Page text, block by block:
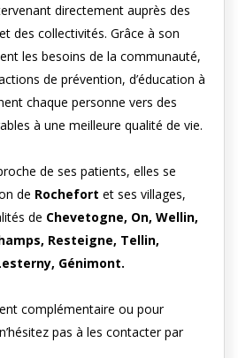
directement auprès des
des collectivités. Grâce à son
les besoins de la communauté,
de prévention, d’éducation à
chaque personne vers des
à une meilleure qualité de vie.
de ses patients, elles se
de Rochefort et ses villages,
de Chevetogne, On, Wellin,
Resteigne, Tellin,
Génimont.
complémentaire ou pour
pas à les contacter par